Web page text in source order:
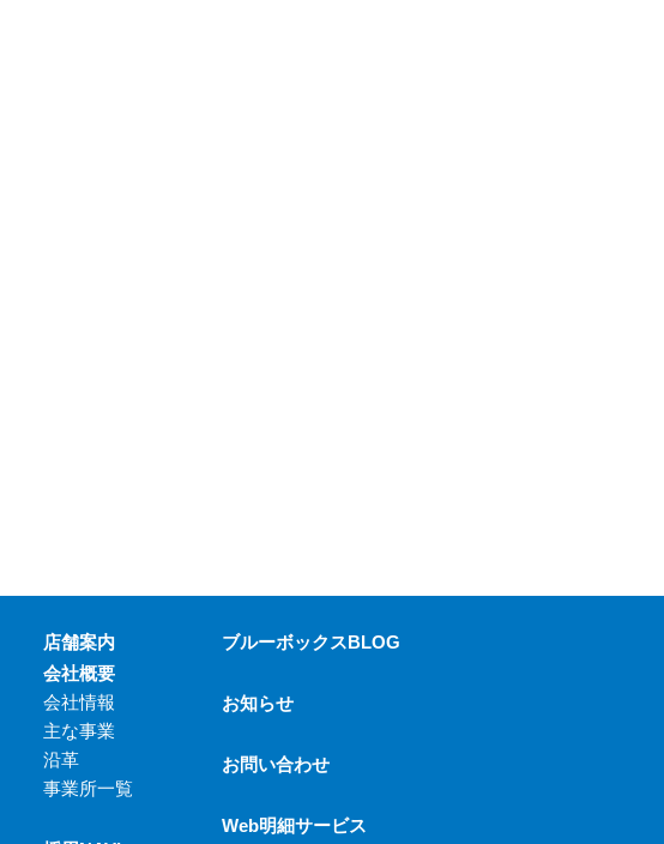
店舗案内
会社概要
会社情報
主な事業
沿革
事業所一覧
ブルーボックスBLOG
お知らせ
お問い合わせ
Web明細サービス